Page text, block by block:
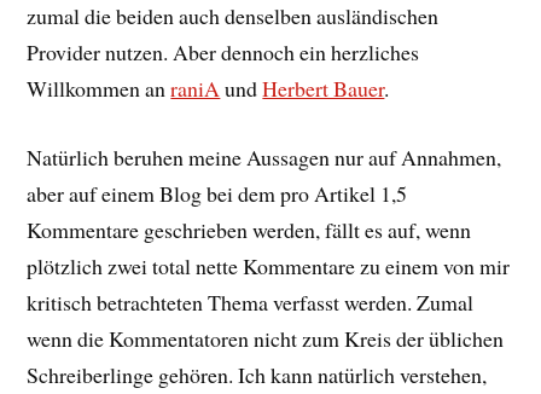
zumal die beiden auch denselben ausländischen
Provider nutzen. Aber dennoch ein herzliches
Willkommen anraniAundHerbert Bauer.
Natürlich beruhen meine Aussagen nur auf Annahmen,
aber auf einem Blog bei dem pro Artikel 1,5
Kommentare geschrieben werden, fällt es auf, wenn
plötzlich zwei total nette Kommentare zu einem von mir
kritisch betrachteten Thema verfasst werden. Zumal
wenn die Kommentatoren nicht zum Kreis der üblichen
Schreiberlinge gehören. Ich kann natürlich verstehen,